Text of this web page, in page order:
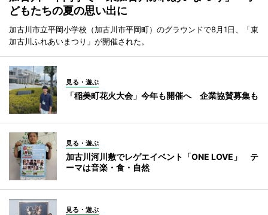
どもたちの夏の思い出に
加古川市立平岡小学校（加古川市平岡町）のグラウンドで8月1日、「東
加古川ふれあいまつり」が開催された。
見る・遊ぶ
「稲美町花火大会」今年も開催へ 企業協賛募集も
見る・遊ぶ
加古川河川敷でレゲエイベント「ONE LOVE」 テ
ーマは音楽・食・自然
見る・遊ぶ